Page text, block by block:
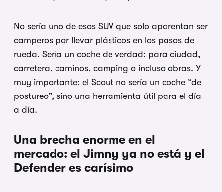
No sería uno de esos SUV que solo aparentan ser
camperos por llevar plásticos en los pasos de
rueda. Sería un coche de verdad: para ciudad,
carretera, caminos, camping o incluso obras. Y
muy importante: el Scout no sería un coche “de
postureo”, sino una herramienta útil para el día
a día.
Una brecha enorme en el
mercado: el Jimny ya no está y el
Defender es carísimo